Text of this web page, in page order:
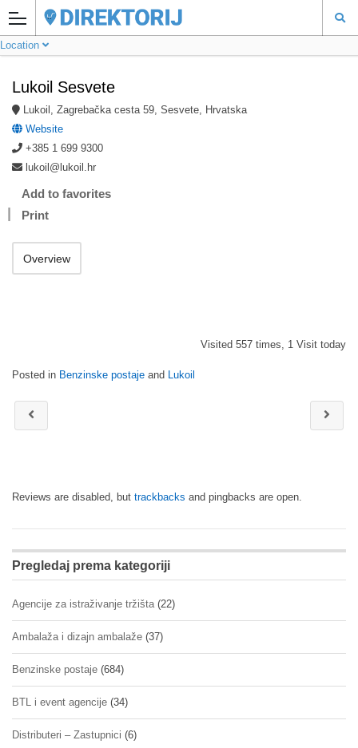
Location
Lukoil Sesvete
Lukoil, Zagrebačka cesta 59, Sesvete, Hrvatska
Website
+385 1 699 9300
lukoil@lukoil.hr
Add to favorites
Print
Overview
Visited 557 times, 1 Visit today
Posted in Benzinske postaje and Lukoil
Reviews are disabled, but trackbacks and pingbacks are open.
Pregledaj prema kategoriji
Agencije za istraživanje tržišta(22)
Ambalaža i dizajn ambalaže (37)
Benzinske postaje (684)
BTL i event agencije (34)
Distributeri – Zastupnici (6)